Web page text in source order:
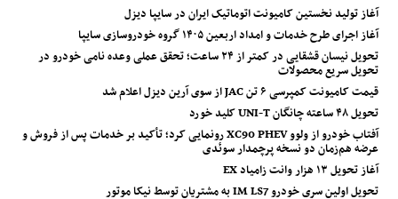
آغاز تولید نخستین کامیونت اتوماتیک ایران در سایپا دیزل
آغاز اجرای طرح خدمات و امداد اربعین ۱۴۰۵ گروه خودروسازی سایپا
تحویل نیسان قشقایی در کمتر از ۲۴ ساعت؛ تحقق عملی وعده نامی خودرو در
تحویل سریع محصولات
قیمت کامیونت کمپرسی ۶ تن JAC از سوی آرین دیزل اعلام شد
تحویل ۴۸ ساعته چانگان UNI-T کلید خورد
آفتاب خودرو از ولوو XC90 PHEV رونمایی کرد؛ تأکید بر خدمات پس از فروش و
عرضه هم‌زمان دو نسخه پرچمدار سوئدی
آغاز تحویل ۱۳ هزار وانت زامیاد EX
تحویل اولین سری خودرو IM LS7 به مشتریان توسط نیکا موتور